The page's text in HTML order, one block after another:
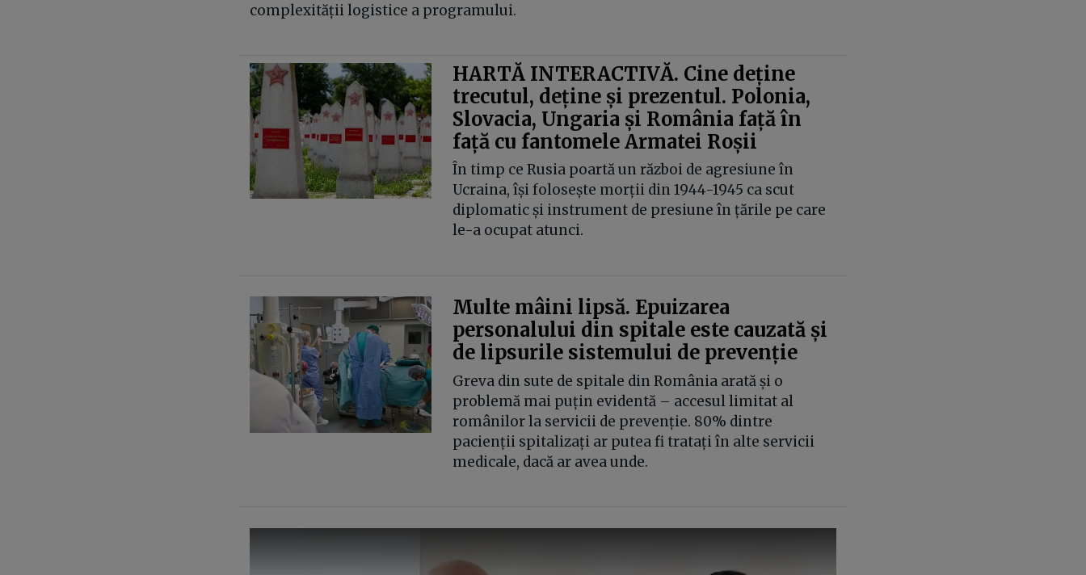
complexității logistice a programului.
HARTĂ INTERACTIVĂ. Cine deține
trecutul, deține și prezentul. Polonia,
Slovacia, Ungaria și România față în
față cu fantomele Armatei Roșii
În timp ce Rusia poartă un război de agresiune în
Ucraina, își folosește morții din 1944-1945 ca scut
diplomatic și instrument de presiune în țările pe care
le-a ocupat atunci.
Multe mâini lipsă. Epuizarea
personalului din spitale este cauzată și
de lipsurile sistemului de prevenție
Greva din sute de spitale din România arată și o
problemă mai puțin evidentă – accesul limitat al
românilor la servicii de prevenție. 80% dintre
pacienții spitalizați ar putea fi tratați în alte servicii
medicale, dacă ar avea unde.